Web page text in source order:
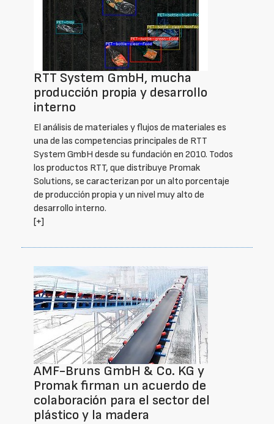
RTT System GmbH, mucha
producción propia y desarrollo
interno
El análisis de materiales y flujos de materiales es
una de las competencias principales de RTT
System GmbH desde su fundación en 2010. Todos
los productos RTT, que distribuye Promak
Solutions, se caracterizan por un alto porcentaje
de producción propia y un nivel muy alto de
desarrollo interno.
[+]
AMF-Bruns GmbH & Co. KG y
Promak firman un acuerdo de
colaboración para el sector del
plástico y la madera